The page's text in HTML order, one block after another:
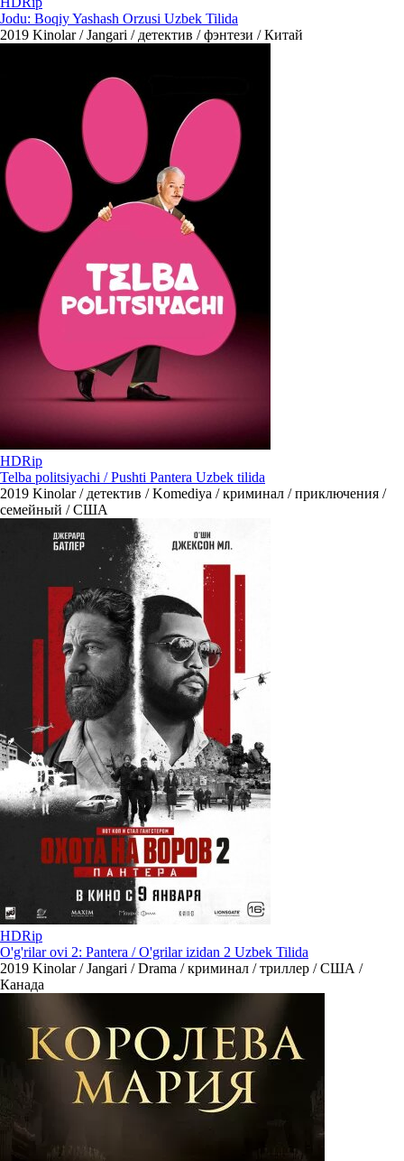
Jodu: Boqiy Yashash Orzusi Uzbek Tilida
2019 Kinolar / Jangari / детектив / фэнтези / Китай
HDRip
Telba politsiyachi / Pushti Pantera Uzbek tilida
2019 Kinolar / детектив / Komediya / криминал / приключения /
семейный / США
HDRip
O'g'rilar ovi 2: Pantera / O'grilar izidan 2 Uzbek Tilida
2019 Kinolar / Jangari / Drama / криминал / триллер / США /
Канада